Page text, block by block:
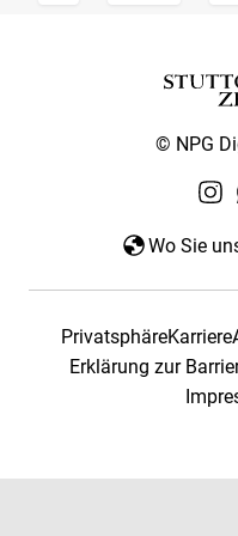
© NPG
Wo Sie
PrivatsphäreKarriere
Erklärung zur